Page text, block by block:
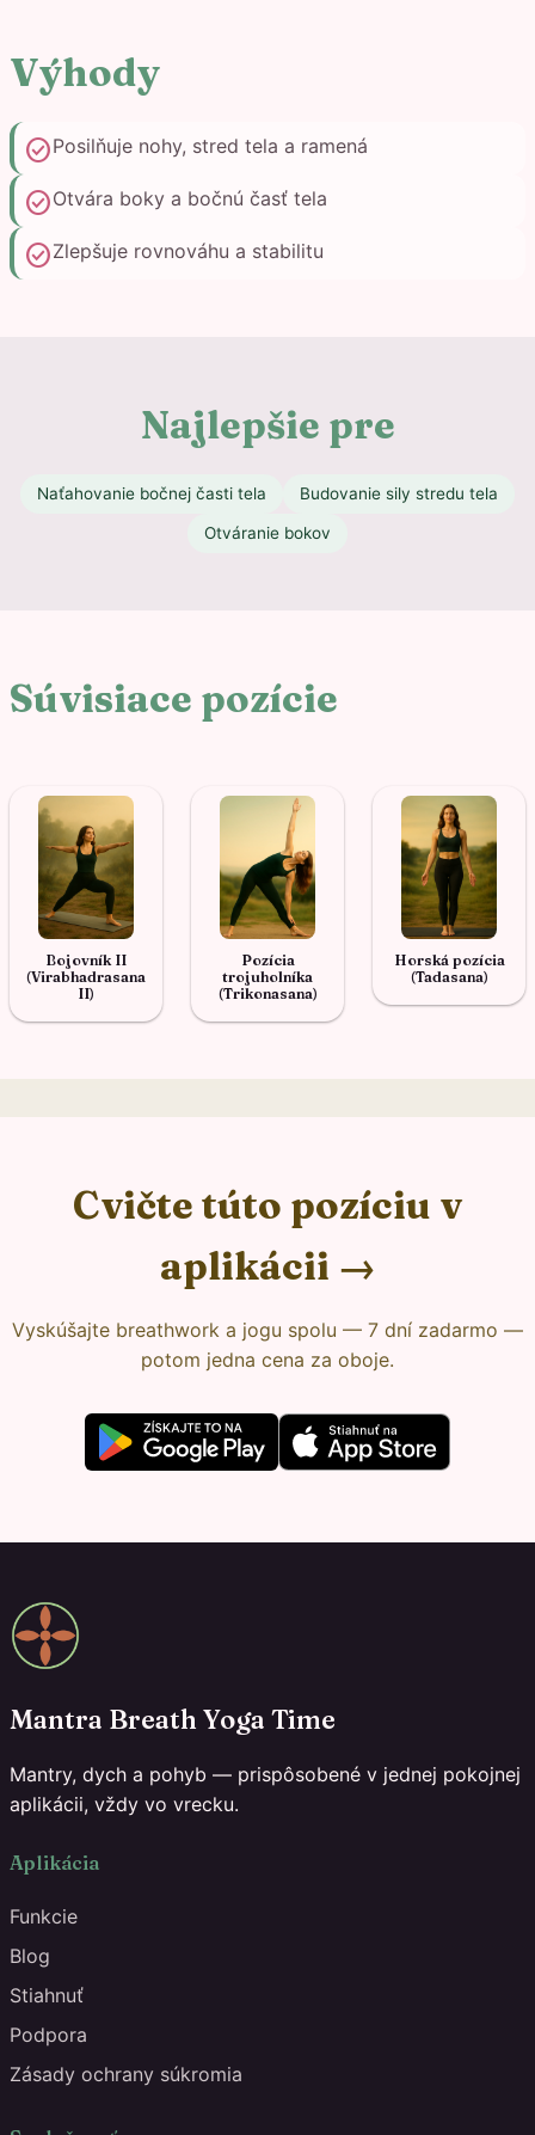
Výhody
check_circlePosilňuje nohy, stred tela a ramená
check_circleOtvára boky a bočnú časť tela
check_circleZlepšuje rovnováhu a stabilitu
Najlepšie pre
Naťahovanie bočnej časti tela Budovanie sily stredu tela
Otváranie bokov
Súvisiace pozície
Bojovník II
(Virabhadrasana
II)
Pozícia
trojuholníka
(Trikonasana)
Horská pozícia
(Tadasana)
Cvičte túto pozíciu v
aplikácii →
Vyskúšajte breathwork a jogu spolu — 7 dní zadarmo —
potom jedna cena za oboje.
Mantra Breath Yoga Time
Mantry, dych a pohyb — prispôsobené v jednej pokojnej
aplikácii, vždy vo vrecku.
Aplikácia
Funkcie
Blog
Stiahnuť
Podpora
Zásady ochrany súkromia